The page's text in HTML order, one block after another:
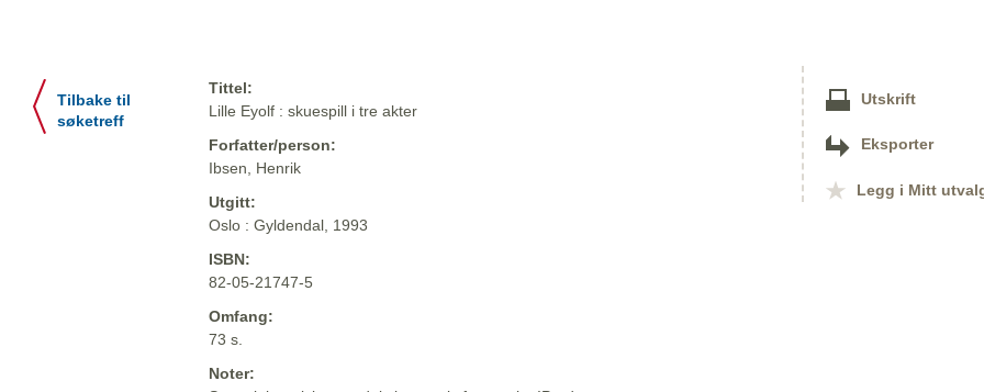
Tilbake til
søketreff
Tittel:
Lille Eyolf : skuespill i tre akter
Forfatter/person:
Ibsen, Henrik
Utgitt:
Oslo : Gyldendal, 1993
ISBN:
82-05-21747-5
Omfang:
73 s.
Noter:
Utskrift
Eksporter
Legg i Mitt